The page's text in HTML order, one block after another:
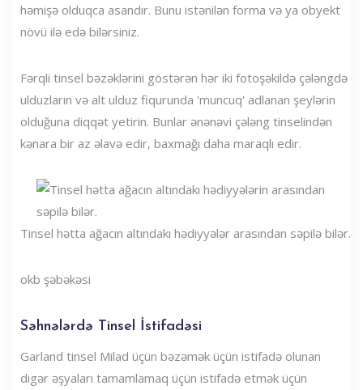
həmişə olduqca asandır. Bunu istənilən forma və ya obyekt
növü ilə edə bilərsiniz.
Fərqli tinsel bəzəklərini göstərən hər iki fotoşəkildə çələngdə
ulduzların və alt ulduz fiqurunda 'muncuq' adlanan şeylərin
olduğuna diqqət yetirin. Bunlar ənənəvi çələng tinselindən
kənara bir az əlavə edir, baxmağı daha maraqlı edir.
Tinsel hətta ağacın altındakı hədiyyələr arasından səpilə bilər.
okb şəbəkəsi
Səhnələrdə Tinsel İstifadəsi
Garland tinsel Milad üçün bəzəmək üçün istifadə olunan
digər əşyaları tamamlamaq üçün istifadə etmək üçün